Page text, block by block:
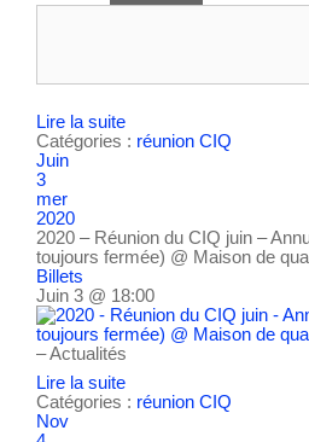
Lire la suite
Catégories : réunion CIQ
Juin
3
mer
2020
2020 – Réunion du CIQ juin –
toujours fermée) @ Maison de
Billets
Juin 3 @ 18:00
– Actualités
Lire la suite
Catégories : réunion CIQ
Nov